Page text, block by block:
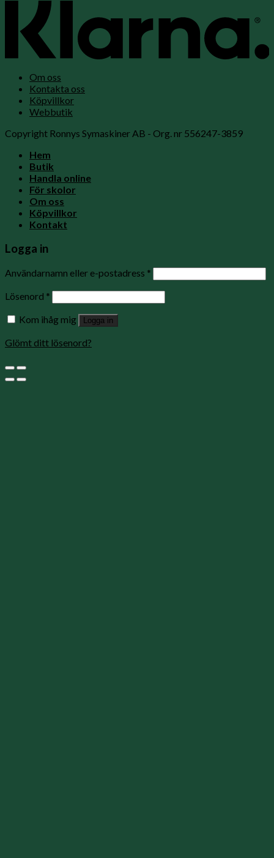
Om oss
Kontakta oss
Köpvillkor
Webbutik
Copyright Ronnys Symaskiner AB - Org. nr 556247-3859
Hem
Butik
Handla online
För skolor
Om oss
Köpvillkor
Kontakt
Logga in
Användarnamn eller e-postadress *
Lösenord *
Kom ihåg mig
Logga in
Glömt ditt lösenord?